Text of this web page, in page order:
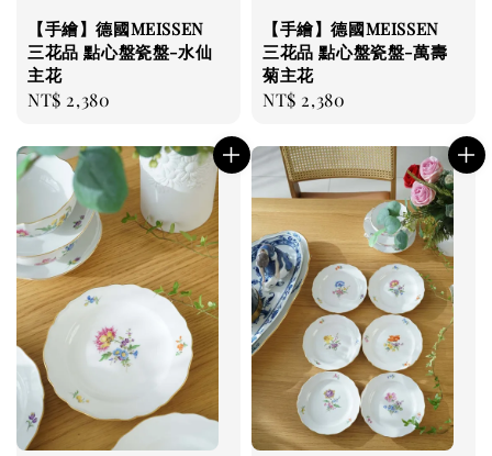
【手繪】德國MEISSEN
三花品 點心盤瓷盤-水仙
主花
Regular
NT$ 2,380
【手繪】德國MEISSEN
三花品 點心盤瓷盤-萬壽
菊主花
Regular
NT$ 2,380